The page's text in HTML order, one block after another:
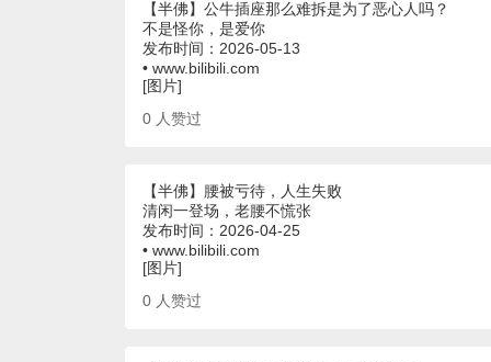
【半佛】公牛插座那么难拆是为了恶心人吗？
不是怪你，是爱你
发布时间：2026-05-13
• www.bilibili.com
[图片]
0 人赞过
【半佛】腰被亏待，人生失败
清闲一登场，老腰不慌张
发布时间：2026-04-25
• www.bilibili.com
[图片]
0 人赞过